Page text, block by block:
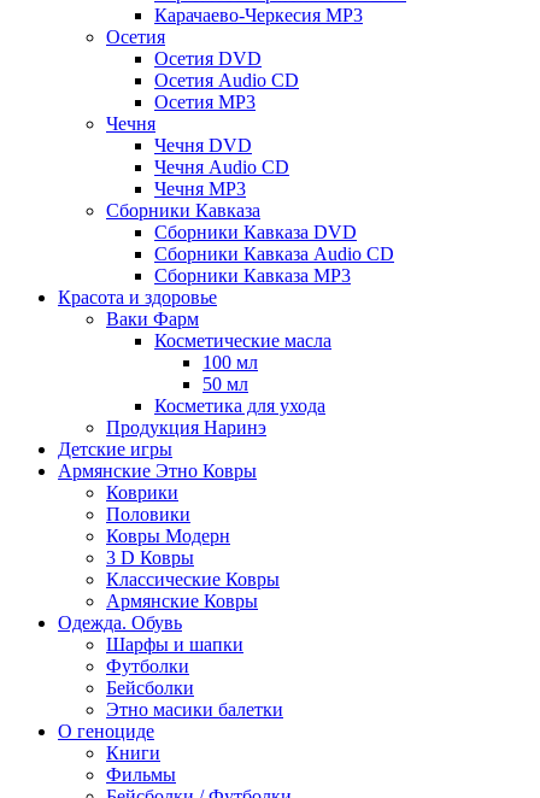
Карачаево-Черкесия MP3
Осетия
Осетия DVD
Осетия Audio CD
Осетия MP3
Чечня
Чечня DVD
Чечня Audio CD
Чечня MP3
Сборники Кавказа
Сборники Кавказа DVD
Сборники Кавказа Audio CD
Сборники Кавказа MP3
Красота и здоровье
Ваки Фарм
Косметические масла
100 мл
50 мл
Косметика для ухода
Продукция Наринэ
Детские игры
Армянские Этно Ковры
Коврики
Половики
Ковры Модерн
3 D Ковры
Классические Ковры
Армянские Ковры
Одежда. Обувь
Шарфы и шапки
Футболки
Бейсболки
Этно масики балетки
О геноциде
Книги
Фильмы